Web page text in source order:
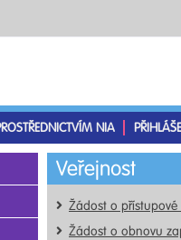
NIA
Veřejnost
Žádost o
Žádost o obnovu